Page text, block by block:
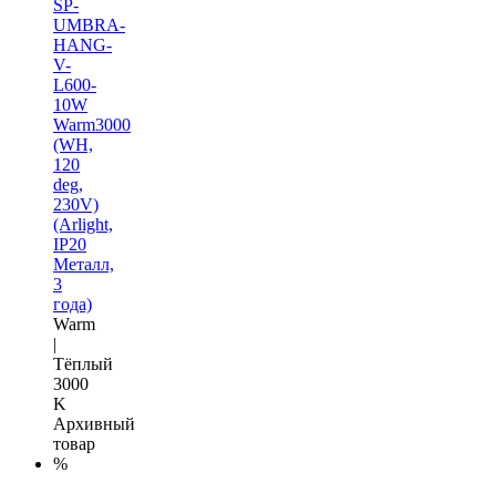
SP-
UMBRA-
HANG-
V-
L600-
10W
Warm3000
(WH,
120
deg,
230V)
(Arlight,
IP20
Металл,
3
года)
Warm
|
Тёплый
3000
K
Архивный
товар
%